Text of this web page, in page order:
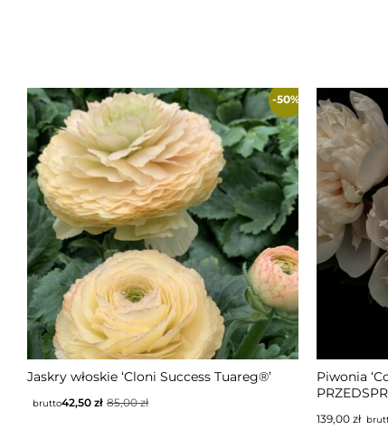
-50%
NIEDOSTĘPNY
Jaskry włoskie ‘Cloni Success Tuareg®’
85,00zł
42,50 zł
brutto
Piwonia
139,00 zł